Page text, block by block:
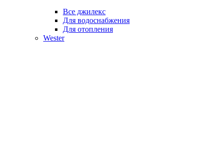
Все джилекс
Для водоснабжения
Для отопления
Wester